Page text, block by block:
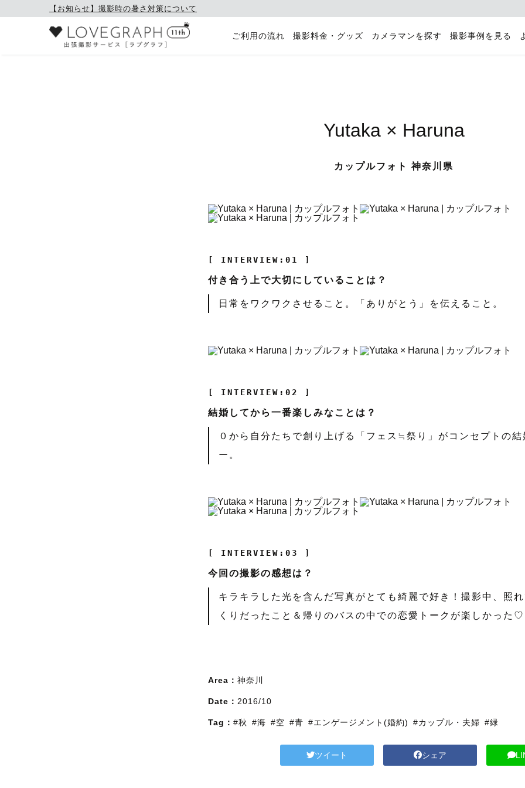
【お知らせ】撮影時の暑さ対策について
ご利用の流れ 撮影料金・グッズ カメラマンを探す 撮影事例を見る
Yutaka × Haruna
カップルフォト 神奈川県
[ INTERVIEW:01 ]
付き合う上で大切にしていることは？
日常をワクワクさせること。「ありがとう」を伝えること。
[ INTERVIEW:02 ]
結婚してから一番楽しみなことは？
０から自分たちで創り上げる「フェス≒祭り」がコンセプトの結
ー。
[ INTERVIEW:03 ]
今回の撮影の感想は？
キラキラした光を含んだ写真がとても綺麗で好き！撮影中、照れ
くりだったこと＆帰りのバスの中での恋愛トークが楽しかった♡
Area： 神奈川
Date： 2016/10
Tag： #秋 #海 #空 #青 #エンゲージメント(婚約) #カップル・夫婦 #緑
ツイート シェア